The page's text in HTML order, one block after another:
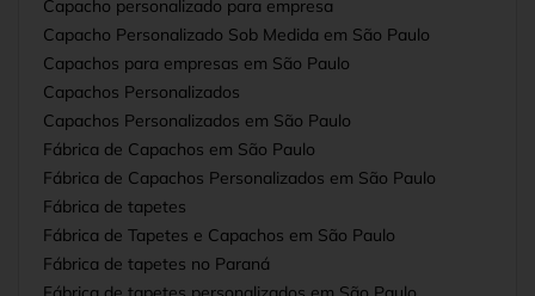
Capacho personalizado para empresa
Capacho Personalizado Sob Medida em São Paulo
Capachos para empresas em São Paulo
Capachos Personalizados
Capachos Personalizados em São Paulo
Fábrica de Capachos em São Paulo
Fábrica de Capachos Personalizados em São Paulo
Fábrica de tapetes
Fábrica de Tapetes e Capachos em São Paulo
Fábrica de tapetes no Paraná